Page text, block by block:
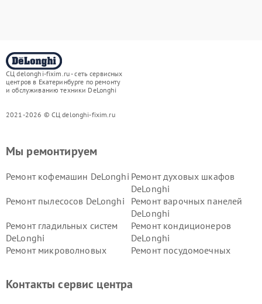
СЦ delonghi-fixim.ru - сеть сервисных
центров в Екатеринбурге по ремонту
и обслуживанию техники DeLonghi
2021-2026 © СЦ delonghi-fixim.ru
Мы ремонтируем
Ремонт кофемашин DeLonghi Ремонт духовых шкафов
DeLonghi
Ремонт пылесосов DeLonghi
Ремонт варочных панелей
DeLonghi
Ремонт гладильных систем
DeLonghi
Ремонт кондиционеров
DeLonghi
Ремонт микроволновых
Ремонт посудомоечных
DeLonghi
DeLonghi
Контакты сервис центра